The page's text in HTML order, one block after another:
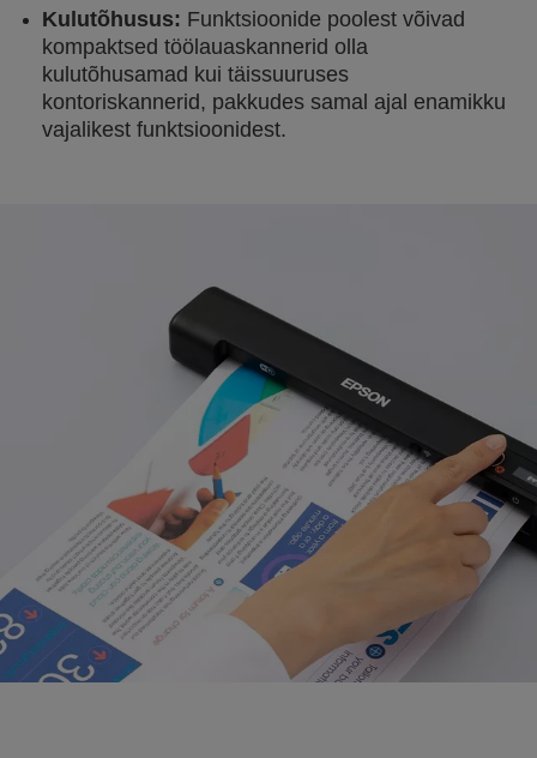
Kulutõhusus: Funktsioonide poolest võivad
kompaktsed töölauaskannerid olla
kulutõhusamad kui täissuuruses
kontoriskannerid, pakkudes samal ajal enamikku
vajalikest funktsioonidest.